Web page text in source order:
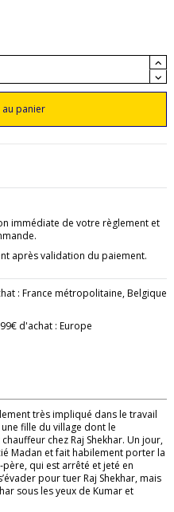
panier
immédiate de votre règlement et
après validation du paiement.
: France métropolitaine, Belgique
d'achat : Europe
très impliqué dans le travail
fille du village dont le
chez Raj Shekhar. Un jour,
Madan et fait habilement porter la
qui est arrêté et jeté en
pour tuer Raj Shekhar, mais
sous les yeux de Kumar et